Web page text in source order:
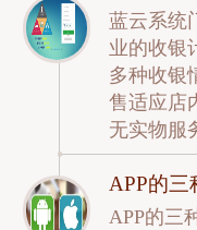
蓝云系统
业的收银
多种收银
售适应店
无实物服
APP的三
APP的三